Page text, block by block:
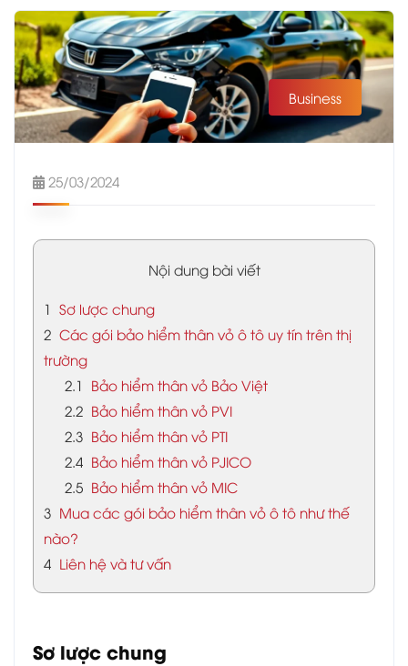
Business
25/03/2024
Nội dung bài viết
1 Sơ lược chung
2 Các gói bảo hiểm thân vỏ ô tô uy tín trên thị
trường
2.1
Bảo hiểm thân vỏ Bảo Việt
2.2 Bảo hiểm thân vỏ PVI
2.3 Bảo hiểm thân vỏ PTI
2.4 Bảo hiểm thân vỏ PJICO
2.5 Bảo hiểm thân vỏ MIC
3 Mua các gói bảo hiểm thân vỏ ô tô như thế
nào?
4 Liên hệ và tư vấn
Sơ lược chung